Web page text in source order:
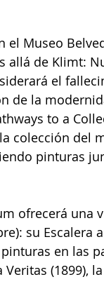
el Museo
allá de Klimt:
el
de la
to a
colección del
pinturas
ofrecerá una
su Escalera
en las
(1899),